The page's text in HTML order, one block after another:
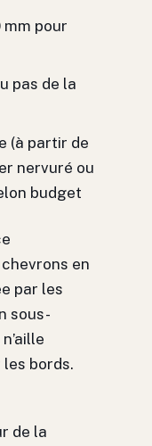
pour
pas de la
(à partir de
nervuré ou
budget
en
par les
sous-
bords.
de la